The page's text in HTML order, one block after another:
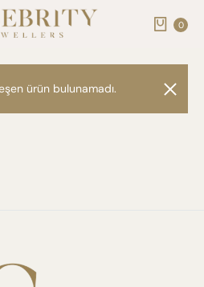
Cart
0
ürün bulunamadı.